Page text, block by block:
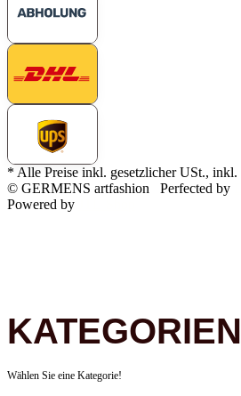
* Alle Preise inkl. gesetzlicher USt., inkl.
© GERMENS artfashion
Perfected by
Powered by
KATEGORIEN
Wählen Sie eine Kategorie!